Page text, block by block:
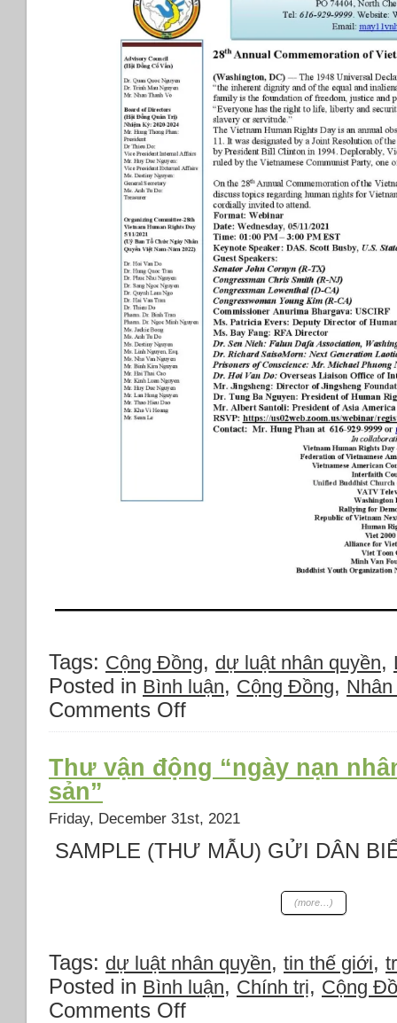
Tags: Cộng Đồng, dự luật nhân quyền,
Posted in Bình luận, Cộng Đồng,
Comments Offon
về
Ngày
Quyền
Việt
Nam
11)
Thư vận động “ngày nạn
sản”
Friday, December 31st, 2021
SAMPLE (THƯ MẪU) GỬI DÂN
(more…)
Tags: dự luật nhân quyền, tin thế giới,
Posted in Bình luận, Chính trị, Cộng
Comments Offon